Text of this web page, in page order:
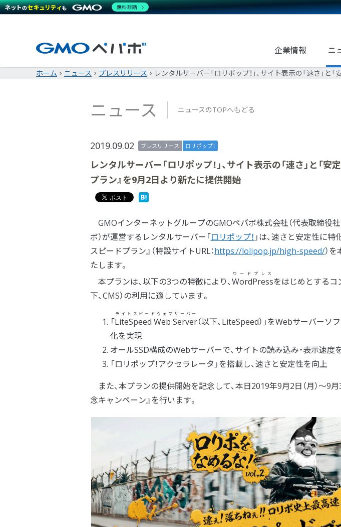
企業情報 ニ
ホーム ニュース プレスリリース レンタルサーバー「ロリポップ！」、サイト表示の「速さ」
ニュース ニュースのTOPへもどる
2019.09.02 プレスリリース ロリポップ！
レンタルサーバー「ロリポップ！」、サイト表示の「速さ」と「
プラン』を9月2日より新たに提供開始
GMOインターネットグループのGMOペパボ株式会社（代表取締役
ボ）が運営するレンタルサーバー「ロリポップ！ 」は、速さと安定性に
スピードプラン』（特設サイトURL：https://lolipop.jp/high-speed/）
たします。
本プランは、以下の3つの特徴により、WordPress
ワードプレス
をはじめとするコ
下、CMS）の利用に適しています。
「LiteSpeed Web Server
ライトスピードウェブサーバー
（以下、LiteSpeed）」をWebサーバー
化を実現
オールSSD構成のWebサーバーで、サイトの読み込み・表示速度
「ロリポップ！アクセラレータ」を搭載し、速さと安定性を向上
また、本プランの提供開始を記念して、本日2019年9月2日（月）～9月
念キャンペーン』を行います。
無料診断